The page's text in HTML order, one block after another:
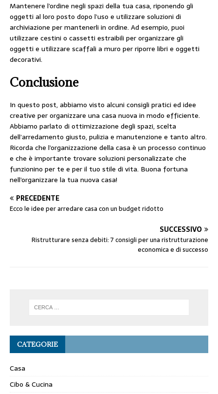
Mantenere l’ordine negli spazi della tua casa, riponendo gli
oggetti al loro posto dopo l’uso e utilizzare soluzioni di
archiviazione per mantenerli in ordine. Ad esempio, puoi
utilizzare cestini o cassetti estraibili per organizzare gli
oggetti e utilizzare scaffali a muro per riporre libri e oggetti
decorativi.
Conclusione
In questo post, abbiamo visto alcuni consigli pratici ed idee
creative per organizzare una casa nuova in modo efficiente.
Abbiamo parlato di ottimizzazione degli spazi, scelta
dell’arredamento giusto, pulizia e manutenzione e tanto altro.
Ricorda che l’organizzazione della casa è un processo continuo
e che è importante trovare soluzioni personalizzate che
funzionino per te e per il tuo stile di vita. Buona fortuna
nell’organizzare la tua nuova casa!
PRECEDENTE
Ecco le idee per arredare casa con un budget ridotto
SUCCESSIVO
Ristrutturare senza debiti: 7 consigli per una ristrutturazione
economica e di successo
CATEGORIE
Casa
Cibo & Cucina